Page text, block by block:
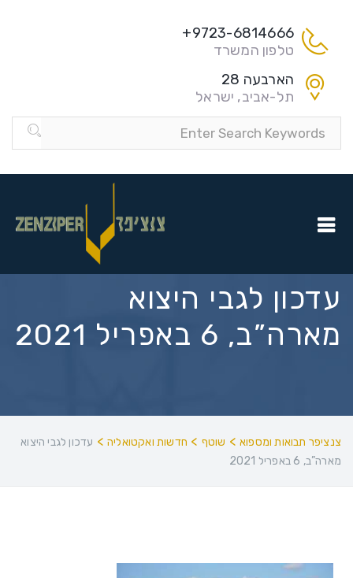
9723-6814666+
טלפון המשרד
הארבעה 28
תל-אביב, ישראל
עדכון לגבי היצוא
מארה”ב, 6 באפריל 2021
צנציפר תבואות ומספוא > שוטף > חדשות ואקטואליה > עדכון לגבי היצוא
מארה”ב, 6 באפריל 2021